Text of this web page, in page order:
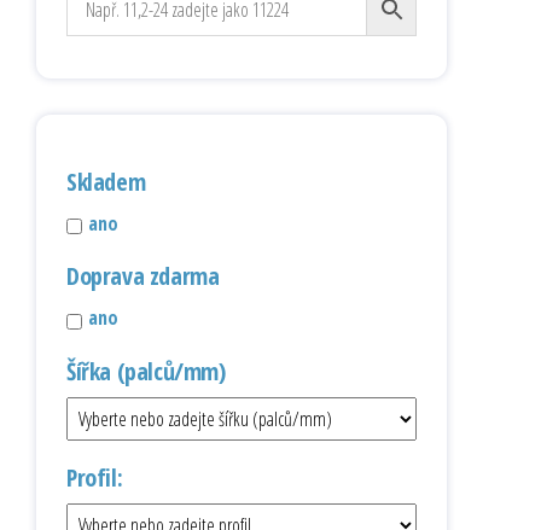
Skladem
ano
Doprava zdarma
ano
Šířka (palců/mm)
Profil: